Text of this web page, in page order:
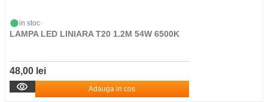
in stoc
LAMPA LED LINIARA T20 1.2M 54W 6500K
48,00 lei
Adauga in cos